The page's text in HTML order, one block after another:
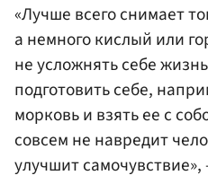
«Лучше всего снимает
а немного кислый или
не усложнять себе
подготовить себе,
морковь и взять ее с
совсем не навредит
улучшит